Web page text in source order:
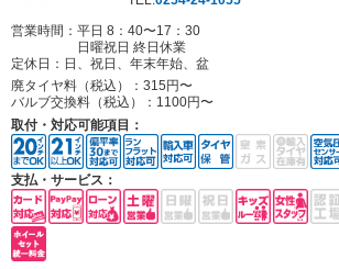
営業時間：平日 8：40〜17：30
日曜祝日 終日休業
定休日： 日、祝日、年末年始、盆
廃タイヤ料（税込）： 315円〜
バルブ交換料（税込）： 1100円〜
取付・対応可能項目：
支払・サービス：